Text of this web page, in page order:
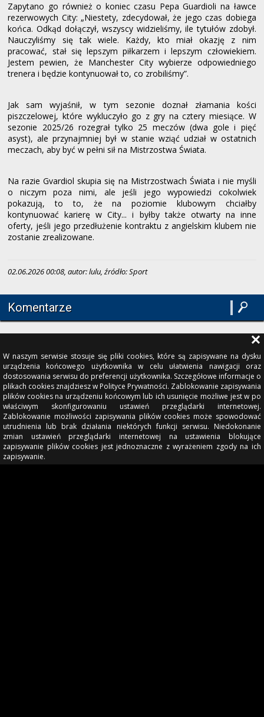
Zapytano go również o koniec czasu Pepa Guardioli na ławce
rezerwowych City: „Niestety, zdecydował, że jego czas dobiega
końca. Odkąd dołączył, wszyscy widzieliśmy, ile tytułów zdobył.
Nauczyliśmy się tak wiele. Każdy, kto miał okazję z nim
pracować, stał się lepszym piłkarzem i lepszym człowiekiem.
Jestem pewien, że Manchester City wybierze odpowiedniego
trenera i będzie kontynuował to, co zrobiliśmy”.
Jak sam wyjaśnił, w tym sezonie doznał złamania kości
piszczelowej, które wykluczyło go z gry na cztery miesiące. W
sezonie 2025/26 rozegrał tylko 25 meczów (dwa gole i pięć
asyst), ale przynajmniej był w stanie wziąć udział w ostatnich
meczach, aby być w pełni sił na Mistrzostwa Świata.
Na razie Gvardiol skupia się na Mistrzostwach Świata i nie myśli
o niczym poza nimi, ale jeśli jego wypowiedzi cokolwiek
pokazują, to to, że na poziomie klubowym chciałby
kontynuować karierę w City... i byłby także otwarty na inne
oferty, jeśli jego przedłużenie kontraktu z angielskim klubem nie
zostanie zrealizowane.
02.06.2026 00:08, autor: lulu, źródło: Sport
Komentarze
W naszym serwisie stosuje się pliki cookies, które są zapisywane na dysku
urządzenia końcowego użytkownika w celu ułatwienia nawigacji oraz
dostosowania serwisu do preferencji użytkownika. Szczegółowe informacje o
plikach cookies znajdziesz w Polityce Prywatności. Zablokowanie zapisywania
plików cookies na urządzeniu końcowym lub ich usunięcie możliwe jest w po
właściwym skonfigurowaniu ustawień przeglądarki internetowej.
Zablokowanie możliwości zapisywania plików cookies może spowodować
utrudnienia lub brak działania niektórych funkcji serwisu. Niedokonanie
zmian ustawień przeglądarki internetowej na ustawienia blokujące
zapisywanie plików cookies jest jednoznaczne z wyrażeniem zgody na ich
zapisywanie.